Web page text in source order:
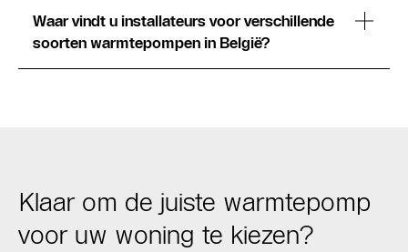
Waar vindt u installateurs voor verschillende
soorten warmtepompen in België?
Klaar om de juiste warmtepomp
voor uw woning te kiezen?